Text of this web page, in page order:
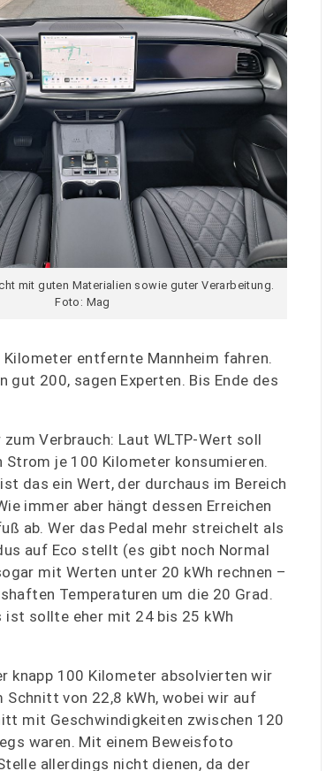
mit guten Materialien sowie guter Verarbeitung.
Foto: Mag
entfernte Mannheim fahren.
200, sagen Experten. Bis Ende des
zum Verbrauch: Laut WLTP-Wert soll
Strom je 100 Kilometer konsumieren.
das ein Wert, der durchaus im Bereich
immer aber hängt dessen Erreichen
ab. Wer das Pedal mehr streichelt als
auf Eco stellt (es gibt noch Normal
mit Werten unter 20 kWh rechnen –
Temperaturen um die 20 Grad.
ist sollte eher mit 24 bis 25 kWh
knapp 100 Kilometer absolvierten wir
Schnitt von 22,8 kWh, wobei wir auf
mit Geschwindigkeiten zwischen 120
waren. Mit einem Beweisfoto
allerdings nicht dienen, da der